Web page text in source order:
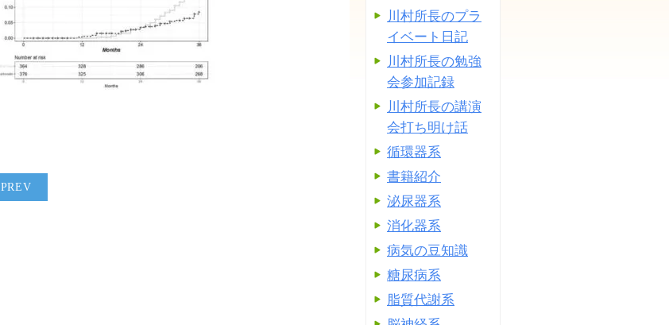
老年医療
予防医療
腹ペコウォーキング
PREV
川村所長のプラ
イベート日記
川村所長の勉強
会参加記録
川村所長の講演
会打ち明け話
循環器系
書籍紹介
泌尿器系
消化器系
病気の豆知識
糖尿病系
脂質代謝系